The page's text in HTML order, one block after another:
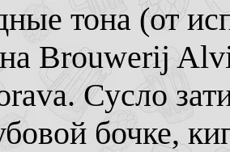
тона (от
Brouwerij
Сусло
бочке,